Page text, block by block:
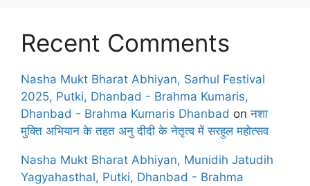
Recent Comments
Nasha Mukt Bharat Abhiyan, Sarhul Festival
2025, Putki, Dhanbad - Brahma Kumaris,
Dhanbad - Brahma Kumaris Dhanbad onनशा
मुक्ति अभियान के तहत अनु दीदी के नेतृत्व में सरहुल महोत्सव
Nasha Mukt Bharat Abhiyan, Munidih Jatudih
Yagyahasthal, Putki, Dhanbad - Brahma